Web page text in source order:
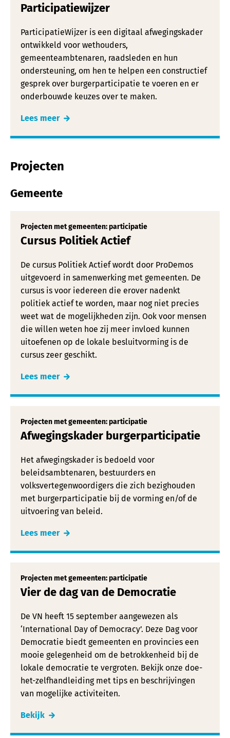
Participatiewijzer
ParticipatieWijzer is een digitaal afwegingskader
ontwikkeld voor wethouders,
gemeenteambtenaren, raadsleden en hun
ondersteuning, om hen te helpen een constructief
gesprek over burgerparticipatie te voeren en er
onderbouwde keuzes over te maken.
Lees meer
Projecten
Gemeente
Projecten met gemeenten: participatie
Cursus Politiek Actief
De cursus Politiek Actief wordt door ProDemos
uitgevoerd in samenwerking met gemeenten. De
cursus is voor iedereen die erover nadenkt
politiek actief te worden, maar nog niet precies
weet wat de mogelijkheden zijn. Ook voor mensen
die willen weten hoe zij meer invloed kunnen
uitoefenen op de lokale besluitvorming is de
cursus zeer geschikt.
Lees meer
Projecten met gemeenten: participatie
Afwegingskader burgerparticipatie
Het afwegingskader is bedoeld voor
beleidsambtenaren, bestuurders en
volksvertegenwoordigers die zich bezighouden
met burgerparticipatie bij de vorming en/of de
uitvoering van beleid.
Lees meer
Projecten met gemeenten: participatie
Vier de dag van de Democratie
De VN heeft 15 september aangewezen als
‘International Day of Democracy’. Deze Dag voor
Democratie biedt gemeenten en provincies een
mooie gelegenheid om de betrokkenheid bij de
lokale democratie te vergroten. Bekijk onze doe-
het-zelfhandleiding met tips en beschrijvingen
van mogelijke activiteiten.
Bekijk